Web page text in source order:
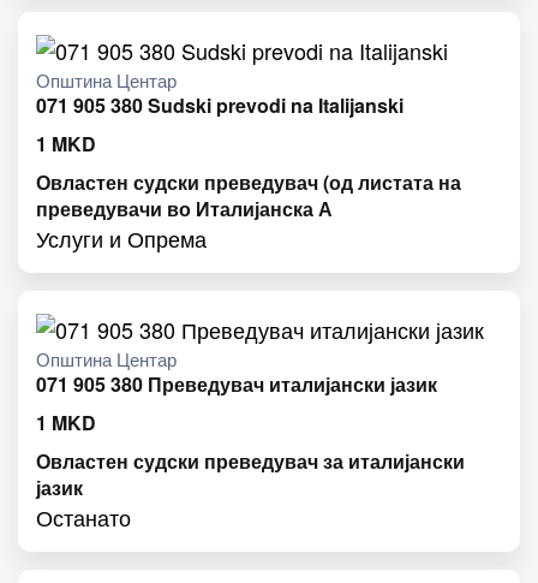
Општина Центар
071 905 380 Sudski prevodi na Italijanski
1 MKD
Овластен судски преведувач (од листата на
преведувачи во Италијанска А
Услуги и Опрема
Општина Центар
071 905 380 Преведувач италијански јазик
1 MKD
Овластен судски преведувач за италијански
јазик
Останато